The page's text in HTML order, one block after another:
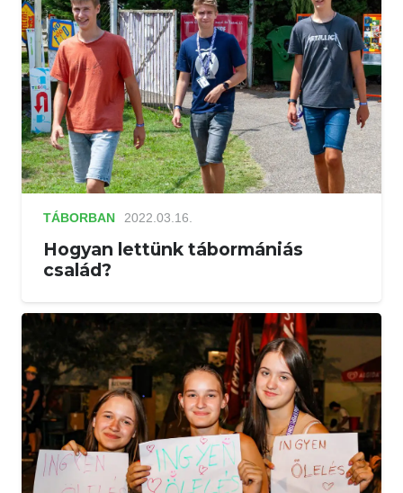
TÁBORBAN 2022.03.16.
Hogyan lettünk tábormániás
család?